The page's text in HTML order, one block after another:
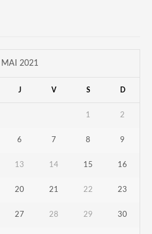
MAI 2021
J V S D
1 2
6 7 8 9
13 14 15 16
20 21 22 23
27 28 29 30